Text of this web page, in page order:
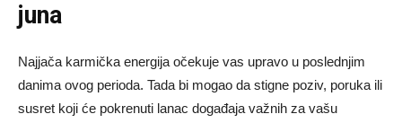
juna
Najjača karmička energija očekuje vas upravo u poslednjim
danima ovog perioda. Tada bi mogao da stigne poziv, poruka ili
susret koji će pokrenuti lanac događaja važnih za vašu